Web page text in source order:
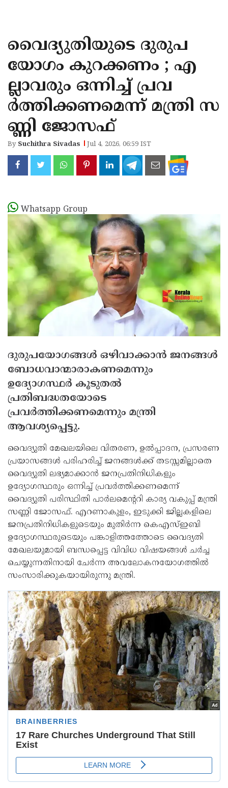
KANNUR
KASARAGOD
വൈദ്യുതിയുടെ ദുരുപ
യോഗം കുറക്കണം ; എ
ല്ലാവരും ഒന്നിച്ച് പ്രവ
ര്‍ത്തിക്കണമെന്ന് മന്ത്രി സ
ണ്ണി ജോസഫ്
By Suchithra Sivadas Jul 4, 2026, 06:59 IST
Whatsapp Group
ദുരുപയോഗങ്ങള്‍ ഒഴിവാക്കാന്‍ ജനങ്ങള്‍
ബോധവാന്മാരാകണമെന്നും
ഉദ്യോഗസ്ഥര്‍ കൂടുതല്‍
പ്രതിബദ്ധതയോടെ
പ്രവര്‍ത്തിക്കണമെന്നും മന്ത്രി
ആവശ്യപ്പെട്ടു.
വൈദ്യുതി മേഖലയിലെ വിതരണ, ഉല്‍പ്പാദന, പ്രസരണ
പ്രയാസങ്ങള്‍ പരിഹരിച്ച് ജനങ്ങള്‍ക്ക് തടസ്സമില്ലാതെ
വൈദ്യുതി ലഭ്യമാക്കാന്‍ ജനപ്രതിനിധികളും
ഉദ്യോഗസ്ഥരും ഒന്നിച്ച് പ്രവര്‍ത്തിക്കണമെന്ന്
വൈദ്യുതി പരിസ്ഥിതി പാര്‍ലമെന്ററി കാര്യ വകുപ്പ് മന്ത്രി
സണ്ണി ജോസഫ്. എറണാകുളം, ഇടുക്കി ജില്ലകളിലെ
ജനപ്രതിനിധികളുടെയും മുതിര്‍ന്ന കെഎസ്ഇബി
ഉദ്യോഗസ്ഥരുടെയും പങ്കാളിത്തത്തോടെ വൈദ്യതി
മേഖലയുമായി ബന്ധപ്പെട്ട വിവിധ വിഷയങ്ങള്‍ ചര്‍ച്ച
ചെയ്യുന്നതിനായി ചേര്‍ന്ന അവലോകനയോഗത്തില്‍
സംസാരിക്കുകയായിരുന്നു മന്ത്രി.